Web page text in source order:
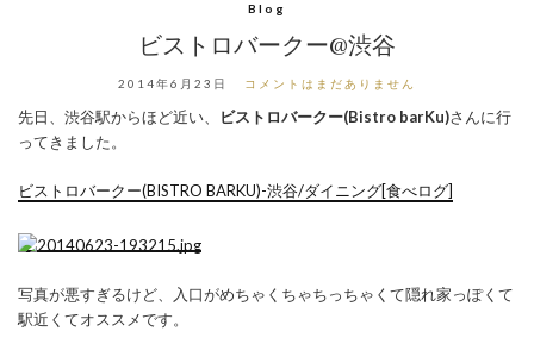
Blog
ビストロバークー@渋谷
2014年6月23日 コメントはまだありません
先日、渋谷駅からほど近い、 ビストロバークー(Bistro barKu)さんに行
ってきました。
ビストロバークー(BISTRO BARKU)-渋谷/ダイニング[食べログ]
写真が悪すぎるけど、入口がめちゃくちゃちっちゃくて隠れ家っぽくて
駅近くてオススメです。